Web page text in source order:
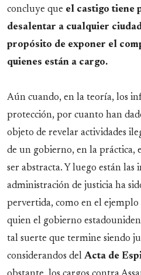
concluye que el castigo tiene
desalentar a cualquier
propósito de exponer el
quienes están a cargo.
Aún cuando, en la teoría, los
protección, por cuanto han
objeto de revelar actividades
de un gobierno, en la práctica,
ser abstracta. Y luego están las
administración de justicia ha
pervertida, como en el ejemplo
quien el gobierno
tal suerte que termine siendo
considerandos del Acta de